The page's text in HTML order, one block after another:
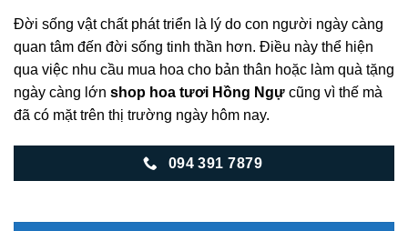
Đời sống vật chất phát triển là lý do con người ngày càng
quan tâm đến đời sống tinh thần hơn. Điều này thể hiện
qua việc nhu cầu mua hoa cho bản thân hoặc làm quà tặng
ngày càng lớn shop hoa tươi Hồng Ngự cũng vì thế mà
đã có mặt trên thị trường ngày hôm nay.
094 391 7879